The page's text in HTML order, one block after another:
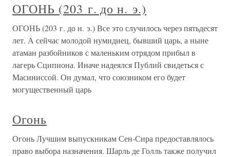
ОГОНЬ (203 г. до н. э.)
ОГОНЬ (203 г. до н. э.) Все это случилось через пятьдесят
лет. А сейчас молодой нумидиец, бывший царь, а ныне
атаман разбойников с маленьким отрядом прибыл в
лагерь Сципиона. Иначе надеялся Публий свидеться с
Масиниссой. Он думал, что союзником его будет
могущественный царь
Огонь
Огонь Лучшим выпускникам Сен-Сира предоставлялось
право выбора назначения. Шарль де Голль также получил